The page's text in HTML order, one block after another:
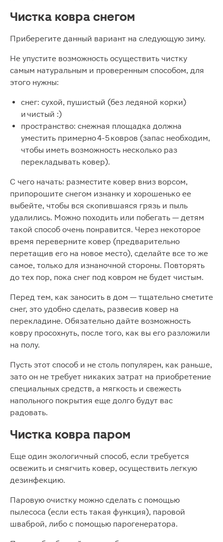
Чистка ковра снегом
Приберегите данный вариант на следующую зиму.
Не упустите возможность осуществить чистку
самым натуральным и проверенным способом, для
этого нужны:
снег: сухой, пушистый (без ледяной корки)
и чистый :)
пространство: снежная площадка должна
уместить примерно 4-5 ковров (запас необходим,
чтобы иметь возможность несколько раз
перекладывать ковер).
С чего начать: разместите ковер вниз ворсом,
припорошите снегом изнанку и хорошенько ее
выбейте, чтобы вся скопившаяся грязь и пыль
удалились. Можно походить или побегать — детям
такой способ очень понравится. Через некоторое
время переверните ковер (предварительно
перетащив его на новое место), сделайте все то же
самое, только для изнаночной стороны. Повторять
до тех пор, пока снег под ковром не будет чистым.
Перед тем, как заносить в дом — тщательно сметите
снег, это удобно сделать, развесив ковер на
перекладине. Обязательно дайте возможность
ковру просохнуть, после того, как вы его разложили
на полу.
Пусть этот способ и не столь популярен, как раньше,
зато он не требует никаких затрат на приобретение
специальных средств, а мягкость и свежесть
напольного покрытия еще долго будут вас
радовать.
Чистка ковра паром
Еще один экологичный способ, если требуется
освежить и смягчить ковер, осуществить легкую
дезинфекцию.
Паровую очистку можно сделать с помощью
пылесоса (если есть такая функция), паровой
шваброй, либо с помощью парогенератора.